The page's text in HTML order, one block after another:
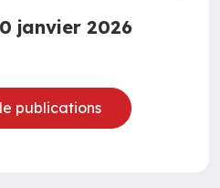
janvier 2026
publications